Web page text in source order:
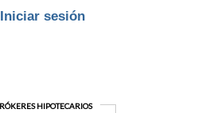
Iniciar sesión